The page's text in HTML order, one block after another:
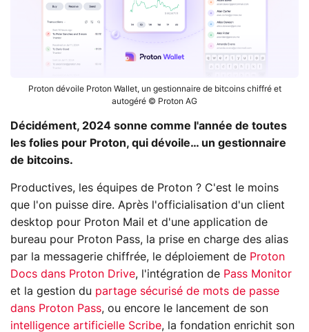
Proton dévoile Proton Wallet, un gestionnaire de bitcoins chiffré et
autogéré © Proton AG
Décidément, 2024 sonne comme l'année de toutes
les folies pour Proton, qui dévoile… un gestionnaire
de bitcoins.
Productives, les équipes de Proton ? C'est le moins
que l'on puisse dire. Après l'officialisation d'un client
desktop pour Proton Mail et d'une application de
bureau pour Proton Pass, la prise en charge des alias
par la messagerie chiffrée, le déploiement de Proton
Docs dans Proton Drive, l'intégration de Pass Monitor
et la gestion du partage sécurisé de mots de passe
dans Proton Pass, ou encore le lancement de son
intelligence artificielle Scribe, la fondation enrichit son